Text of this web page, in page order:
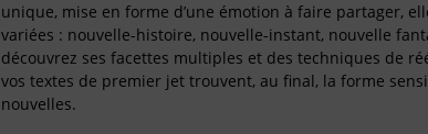
unique, mise en forme d’une émotion à faire partager,
variées : nouvelle-histoire, nouvelle-instant, nouvelle
découvrez ses facettes multiples et des techniques de
vos textes de premier jet trouvent, au final, la forme
nouvelles.